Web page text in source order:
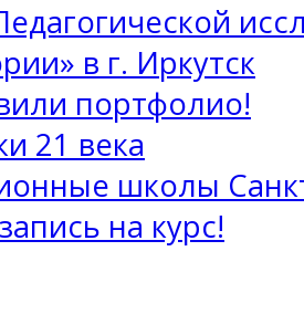
в г. Иркутск
портфолио!
21 века
школы
на курс!